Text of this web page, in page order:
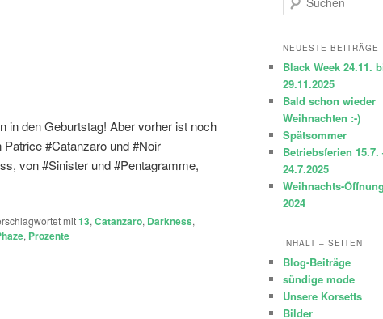
in den Geburtstag! Aber vorher ist noch
#Catanzaro und #Noir
von #Sinister und #Pentagramme,
mit13, Catanzaro, Darkness,
, Prozente
u
h
n
NEUESTE BEITRÄGE
Black Week 24.11.
29.11.2025
Bald schon wieder
Weihnachten :-)
Spätsommer
Betriebsferien 15.7.
24.7.2025
Weihnachts-
2024
INHALT – SEITEN
Blog-Beiträge
sündige mode
Unsere Korsetts
Bilder